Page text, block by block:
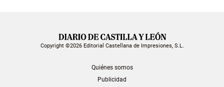
Copyright ©2026 Editorial Castellana de Impresiones, S.L.
Quiénes somos
Publicidad